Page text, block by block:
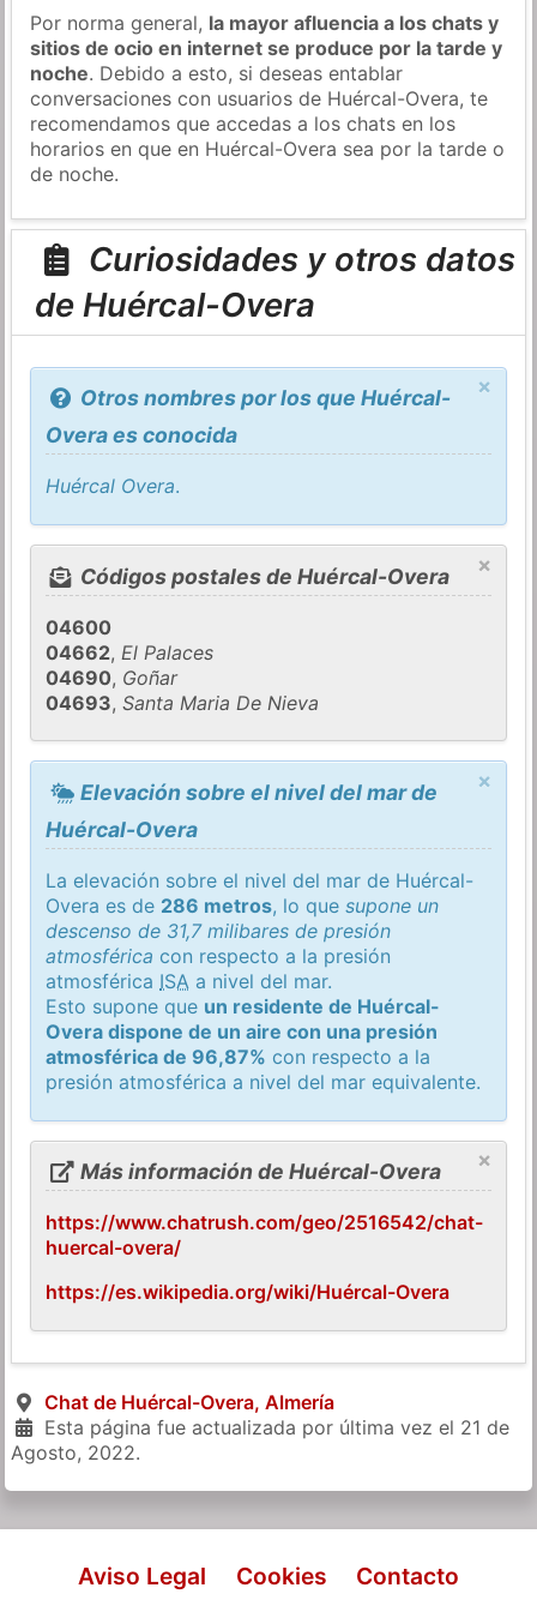
Por norma general, la mayor afluencia a los chats y
sitios de ocio en internet se produce por la tarde y
noche. Debido a esto, si deseas entablar
conversaciones con usuarios de Huércal-Overa, te
recomendamos que accedas a los chats en los
horarios en que en Huércal-Overa sea por la tarde o
de noche.
Curiosidades y otros datos
de Huércal-Overa
×
Otros nombres por los que Huércal-
Overa es conocida
Huércal Overa.
×
Códigos postales de Huércal-Overa
04600
04662, El Palaces
04690, Goñar
04693,Santa Maria De Nieva
×
Elevación sobre el nivel del mar de
Huércal-Overa
La elevación sobre el nivel del mar de Huércal-
Overa es de 286 metros, lo quesupone un
descenso de 31,7 milibares de presión
atmosférica con respecto a la presión
atmosférica ISA a nivel del mar.
Esto supone que un residente de Huércal-
Overa dispone de un aire con una presión
atmosférica de 96,87% con respecto a la
presión atmosférica a nivel del mar equivalente.
×
Más información de Huércal-Overa
https://www.chatrush.com/geo/2516542/chat-
huercal-overa/
https://es.wikipedia.org/wiki/Huércal-Overa
Chat de Huércal-Overa, Almería
Esta página fue actualizada por última vez el 21 de
Agosto, 2022.
Aviso Legal Cookies Contacto